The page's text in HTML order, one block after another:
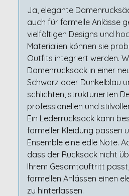
Ja, elegante
auch für formelle Anlässe
vielfältigen Designs und
Materialien können sie
Outfits integriert werden.
Damenrucksack in einer
Schwarz oder Dunkelblau
schlichten, strukturierten
professionellen und
Ein Lederrucksack kann
formeller Kleidung passen
Ensemble eine edle Note.
dass der Rucksack nicht
Ihrem Gesamtauftritt
formellen Anlässen einen
zu hinterlassen.